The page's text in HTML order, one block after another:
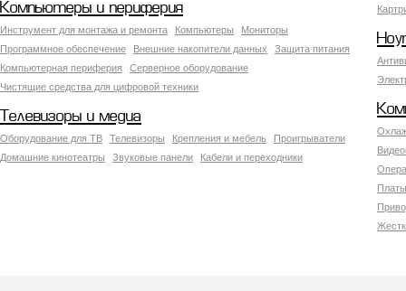
Компьютеры и периферия
Инструмент для монтажа и ремонта Компьютеры
Мониторы
Программное обеспечение
Внешние накопители данных
Защита питания
Компьютерная периферия
Серверное оборудование
Чистящие средства для цифровой техники
Телевизоры и медиа
Оборудование для ТВ Телевизоры Крепления и мебель
Проигрыватели
Домашние кинотеатры
Звуковые панели Кабели и переходники